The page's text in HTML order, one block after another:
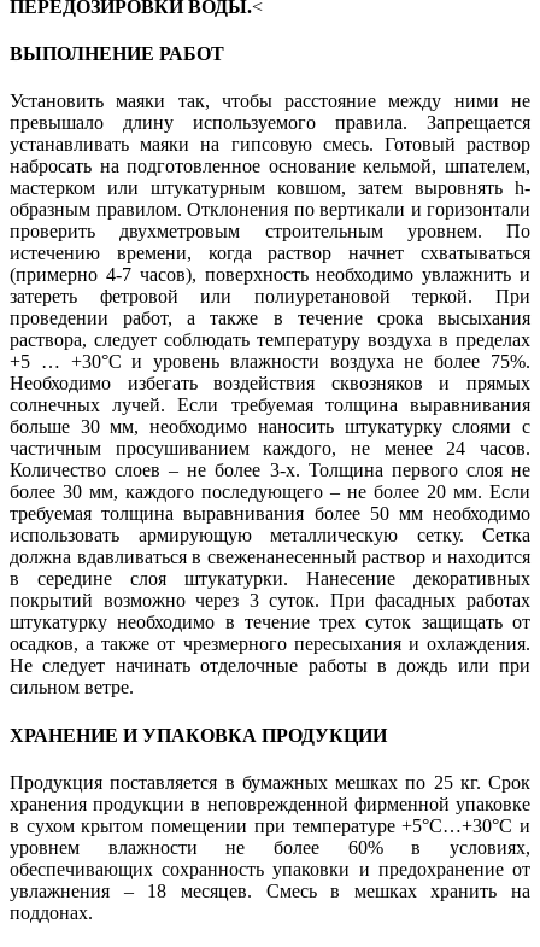
ПЕРЕДОЗИРОВКИ ВОДЫ.<
ВЫПОЛНЕНИЕ РАБОТ
Установить маяки так, чтобы расстояние между ними не
превышало длину используемого правила. Запрещается
устанавливать маяки на гипсовую смесь. Готовый раствор
набросать на подготовленное основание кельмой, шпателем,
мастерком или штукатурным ковшом, затем выровнять h-
образным правилом. Отклонения по вертикали и горизонтали
проверить двухметровым строительным уровнем. По
истечению времени, когда раствор начнет схватываться
(примерно 4-7 часов), поверхность необходимо увлажнить и
затереть фетровой или полиуретановой теркой. При
проведении работ, а также в течение срока высыхания
раствора, следует соблюдать температуру воздуха в пределах
+5 … +30°С и уровень влажности воздуха не более 75%.
Необходимо избегать воздействия сквозняков и прямых
солнечных лучей. Если требуемая толщина выравнивания
больше 30 мм, необходимо наносить штукатурку слоями с
частичным просушиванием каждого, не менее 24 часов.
Количество слоев – не более 3-х. Толщина первого слоя не
более 30 мм, каждого последующего – не более 20 мм. Если
требуемая толщина выравнивания более 50 мм необходимо
использовать армирующую металлическую сетку. Сетка
должна вдавливаться в свеженанесенный раствор и находится
в середине слоя штукатурки. Нанесение декоративных
покрытий возможно через 3 суток. При фасадных работах
штукатурку необходимо в течение трех суток защищать от
осадков, а также от чрезмерного пересыхания и охлаждения.
Не следует начинать отделочные работы в дождь или при
сильном ветре.
ХРАНЕНИЕ И УПАКОВКА ПРОДУКЦИИ
Продукция поставляется в бумажных мешках по 25 кг. Срок
хранения продукции в неповрежденной фирменной упаковке
в сухом крытом помещении при температуре +5°С…+30°С и
уровнем влажности не более 60% в условиях,
обеспечивающих сохранность упаковки и предохранение от
увлажнения – 18 месяцев. Смесь в мешках хранить на
поддонах.